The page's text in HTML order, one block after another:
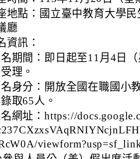
地點：國立臺中教育大學
廳
資訊：
期間：即日起至11月4日
理。
身分：開放全國在職國小
取65人。
網址：https://